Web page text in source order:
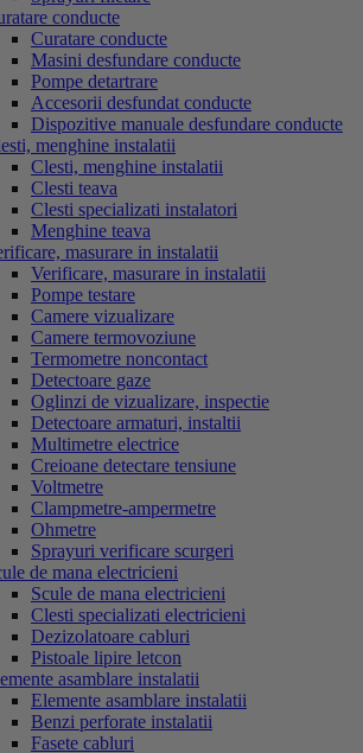
conducte
Curatare conducte
Masini desfundare conducte
Pompe detartrare
Accesorii desfundat conducte
Dispozitive manuale desfundare conducte
menghine instalatii
Clesti, menghine instalatii
Clesti teava
Clesti specializati instalatori
Menghine teava
masurare in instalatii
Verificare, masurare in instalatii
Pompe testare
Camere vizualizare
Camere termovoziune
Termometre noncontact
Detectoare gaze
Oglinzi de vizualizare, inspectie
Detectoare armaturi, instaltii
Multimetre electrice
Creioane detectare tensiune
Voltmetre
Clampmetre-ampermetre
Ohmetre
Sprayuri verificare scurgeri
de mana electricieni
Scule de mana electricieni
Clesti specializati electricieni
Dezizolatoare cabluri
Pistoale lipire letcon
asamblare instalatii
Elemente asamblare instalatii
Benzi perforate instalatii
Fasete cabluri